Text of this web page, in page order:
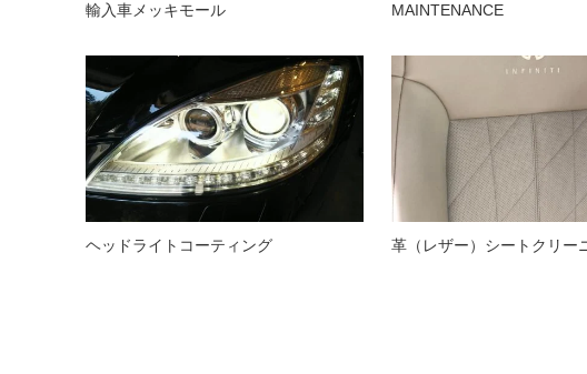
輸入車メッキモール MAINTENANCE
ヘッドライトコーティング 革（レザー）シートクリー